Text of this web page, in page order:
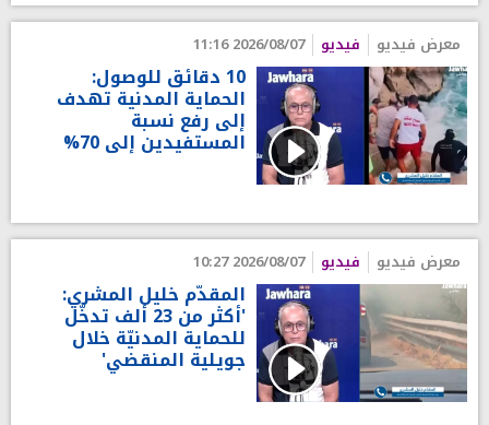
معرض فيديو فيديو 2026/08/07 11:16
10 دقائق للوصول:
الحماية المدنية تهدف
إلى رفع نسبة
المستفيدين إلى 70%
معرض فيديو فيديو 2026/08/07 10:27
المقدّم خليل المشري:
'أكثر من 23 ألف تدخّل
للحماية المدنيّة خلال
جويلية المنقضي'